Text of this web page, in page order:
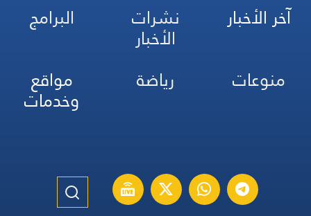
آخر الأخبار نشرات
الأخبار
البرامج
منوعات
رياضة مواقع
وخدمات